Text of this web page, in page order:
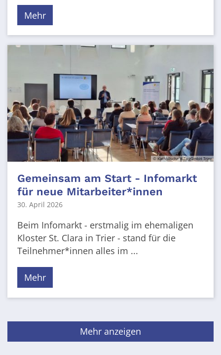
Mehr
© Katholische KiTa gGmbH Trier
Gemeinsam am Start - Infomarkt
für neue Mitarbeiter*innen
30. April 2026
Beim Infomarkt - erstmalig im ehemaligen
Kloster St. Clara in Trier - stand für die
Teilnehmer*innen alles im ...
Mehr
Mehr anzeigen